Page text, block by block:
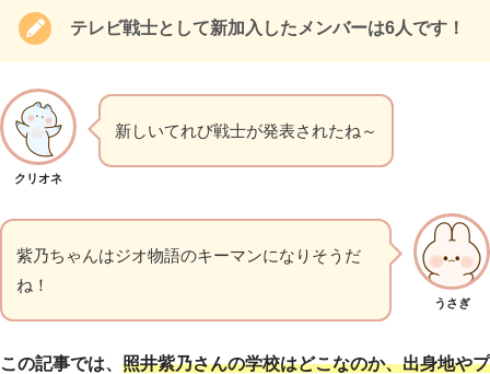
テレビ戦士として新加入したメンバーは6人です！
クリオネ
新しいてれび戦士が発表されたね～
うさぎ
紫乃ちゃんはジオ物語のキーマンになりそうだ
ね！
この記事では、 照井紫乃さんの学校はどこなのか、出身地やプ